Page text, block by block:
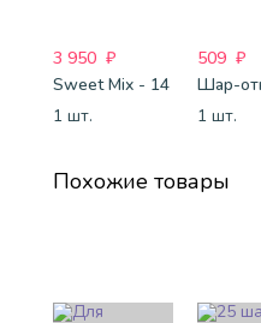
3 950 ₽
Sweet Mix - 14
1 шт.
509 ₽
1 шт.
Похожие товары